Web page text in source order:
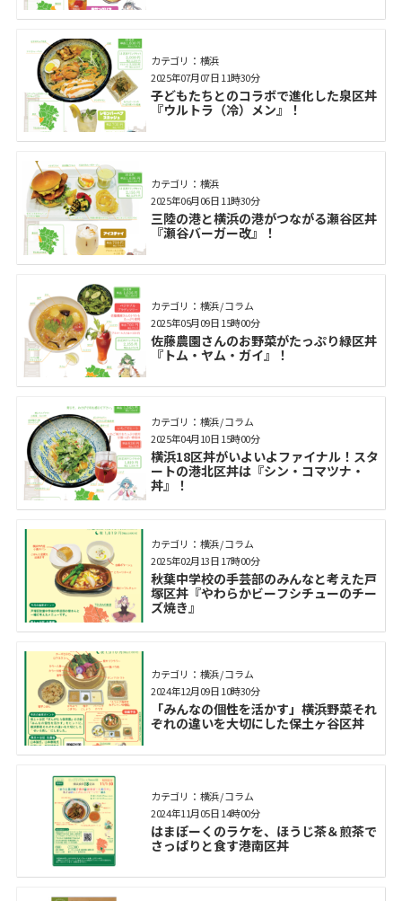
カテゴリ： 横浜
子どもたちとのコラボで進化した泉区丼
『ウルトラ（冷）メン』！
2025年07月07日 11時30分
カテゴリ： 横浜
三陸の港と横浜の港がつながる瀬谷区丼
『瀬谷バーガー改』！
2025年06月06日 11時30分
カテゴリ： 横浜 / コラム
佐藤農園さんのお野菜がたっぷり緑区丼
『トム・ヤム・ガイ』！
2025年05月09日 15時00分
カテゴリ： 横浜 / コラム
横浜18区丼がいよいよファイナル！スタ
ートの港北区丼は『シン・コマツナ・
丼』！
2025年04月10日 15時00分
カテゴリ： 横浜 / コラム
秋葉中学校の手芸部のみんなと考えた戸
塚区丼『やわらかビーフシチューのチー
ズ焼き』
2025年02月13日 17時00分
カテゴリ： 横浜 / コラム
「みんなの個性を活かす」横浜野菜それ
ぞれの違いを大切にした保土ヶ谷区丼
2024年12月09日 10時30分
カテゴリ： 横浜 / コラム
はまぽーくのラケを、ほうじ茶＆煎茶で
さっぱりと食す港南区丼
2024年11月05日 14時00分